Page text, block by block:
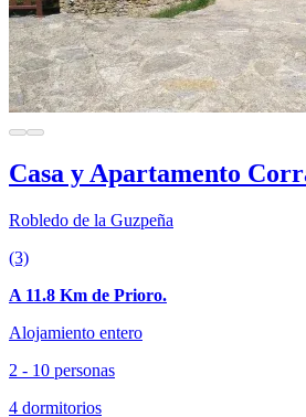
Casa y Apartamento
Robledo de la Guzpeña
(3)
A 11.8 Km de Prioro.
Alojamiento entero
2 - 10 personas
4 dormitorios